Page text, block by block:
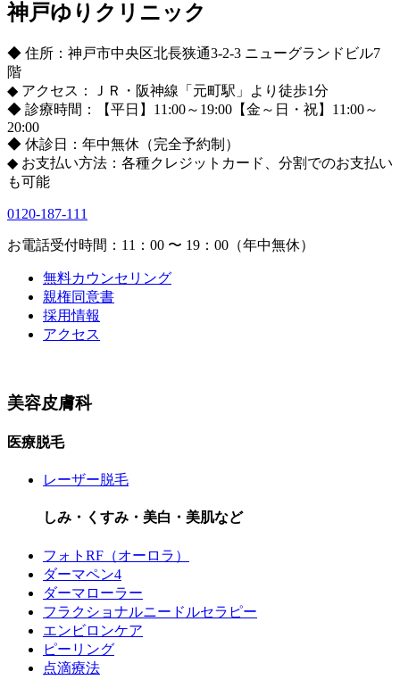
神戸ゆりクリニック
◆ 住所：神戸市中央区北長狭通3-2-3 ニューグランドビル7
階
◆ アクセス：ＪＲ・阪神線「元町駅」より徒歩1分
◆ 診療時間：【平日】11:00～19:00【金～日・祝】11:00～
20:00
◆ 休診日：年中無休（完全予約制）
◆ お支払い方法：各種クレジットカード、分割でのお支払い
も可能
0120-187-111
お電話受付時間：11：00 〜 19：00（年中無休）
無料カウンセリング
親権同意書
採用情報
アクセス
美容皮膚科
医療脱毛
レーザー脱毛
しみ・くすみ・美白・美肌など
フォトRF（オーロラ）
ダーマペン4
ダーマローラー
フラクショナルニードルセラピー
エンビロンケア
ピーリング
点滴療法